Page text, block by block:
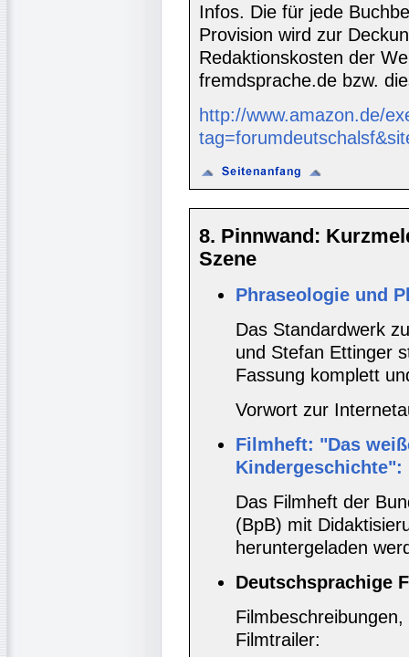
Infos. Die für jede
Provision wird zur
Redaktionskosten der
fremdsprache.de bzw.
http://www.amazon.de/
8. Pinnwand:
Szene
Phraseologie und
Das Standardwerk
und Stefan Ettinger
Fassung komplett
Vorwort zur
Filmheft: "Das
Kindergeschichte":
Das Filmheft der
(BpB) mit
heruntergeladen
Deutschsprachige
Filmtrailer: